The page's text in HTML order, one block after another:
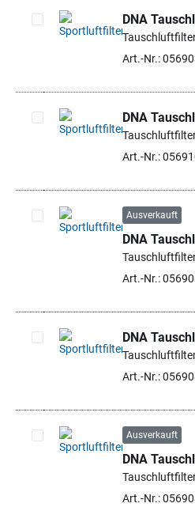
Artikel auswählen
DNA
Art.-Nr.:
Artikel auswählen
DNA
Art.-Nr.:
Artikel auswählen
Ausverkauft
DNA
Art.-Nr.:
Artikel auswählen
DNA
Art.-Nr.:
Artikel auswählen
Ausverkauft
DNA
Art.-Nr.: